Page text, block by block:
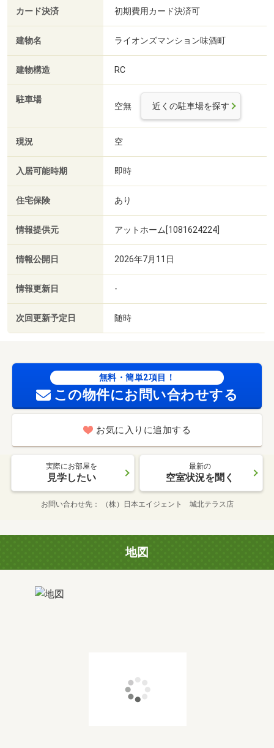
カード決済 初期費用カード決済可
建物名 ライオンズマンション味酒町
建物構造 RC
駐車場
空無 近くの駐車場を探す
現況 空
入居可能時期 即時
住宅保険 あり
情報提供元 アットホーム[1081624224]
情報公開日 2026年7月11日
情報更新日 -
次回更新予定日 随時
無料・簡単2項目！
この物件にお問い合わせする
お気に入りに追加する
実際にお部屋を
見学したい
最新の
空室状況を聞く
お問い合わせ先 （株）日本エイジェント 城北テラス店
地図